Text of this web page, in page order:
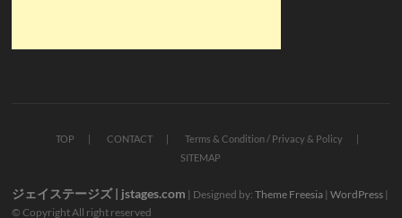
TOP CONTACT
Terms & Condition / Privacy & Policy
SITEMAP
ジェイステージズ | jstages.com | Designed by:Theme Freesia |WordPress |
© Copyright All right reserved